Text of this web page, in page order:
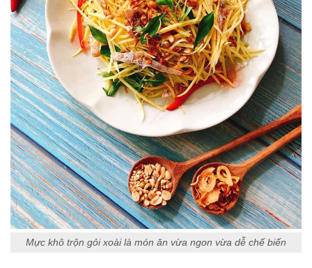
Mực khô trộn gỏi xoài là món ăn vừa ngon vừa dễ chế biến